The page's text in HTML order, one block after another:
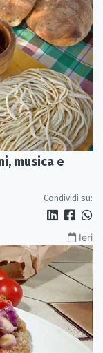
musica e
Condividi su:
Ieri